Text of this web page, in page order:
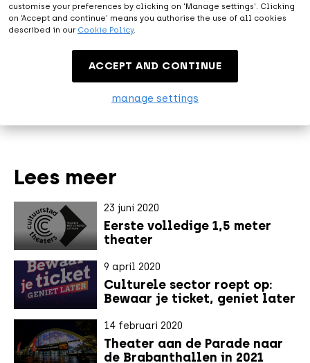
customise your preferences by clicking on 'Manage settings'. Clicking
on ‘Accept and continue’ means you authorise the use of all cookies
described in our Cookie Policy.
ACCEPT AND CONTINUE
manage settings
voldoende afstand kunnen houden. Drinken kan
besteld worden vanaf de zitplaats of vooraf aan
Lees meer
23 juni 2020
Eerste volledige 1,5 meter
theater
9 april 2020
Culturele sector roept op:
Bewaar je ticket, geniet later
14 februari 2020
Theater aan de Parade naar
de Brabanthallen in 2021